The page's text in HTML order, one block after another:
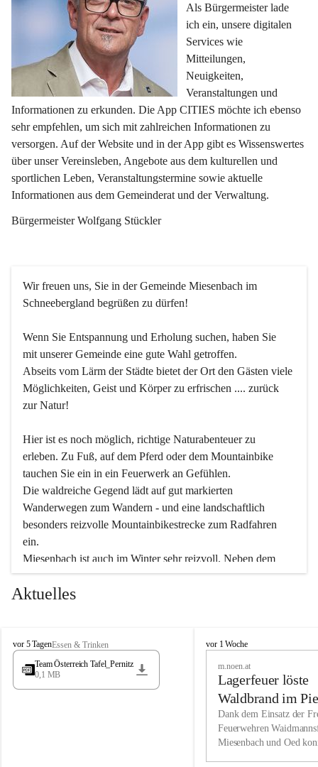
Als Bürgermeister lade
ich ein, unsere digitalen
Services wie
Mitteilungen,
Neuigkeiten,
Veranstaltungen und
Informationen zu erkunden. Die App CITIES möchte ich ebenso
sehr empfehlen, um sich mit zahlreichen Informationen zu
versorgen. Auf der Website und in der App gibt es Wissenswertes
über unser Vereinsleben, Angebote aus dem kulturellen und
sportlichen Leben, Veranstaltungstermine sowie aktuelle
Informationen aus dem Gemeinderat und der Verwaltung.
Bürgermeister Wolfgang Stückler
Wir freuen uns, Sie in der Gemeinde Miesenbach im
Schneebergland begrüßen zu dürfen!
Wenn Sie Entspannung und Erholung suchen, haben Sie
mit unserer Gemeinde eine gute Wahl getroffen.
Abseits vom Lärm der Städte bietet der Ort den Gästen viele
Möglichkeiten, Geist und Körper zu erfrischen .... zurück
zur Natur!
Hier ist es noch möglich, richtige Naturabenteuer zu
erleben. Zu Fuß, auf dem Pferd oder dem Mountainbike
tauchen Sie ein in ein Feuerwerk an Gefühlen.
Die waldreiche Gegend lädt auf gut markierten
Wanderwegen zum Wandern - und eine landschaftlich
besonders reizvolle Mountainbikestrecke zum Radfahren
ein.
Miesenbach ist auch im Winter sehr reizvoll. Neben dem
Eisstockschießen gibt es auf dem nahe gelegenen Unterberg
wunderschöne Naturschneepisten, die zum Schifahren oder
vielfältige Angebot unserer Kulturvereine.
Überzeugen Sie sich selbst, dass Sie in Miesenbach sowie
in den Beherbergungsbetrieben, Gaststätten und urigen
Wir kennen Miesenbach als lebens- und liebenswerten Ort.
Tradition und Innovation werden ebenso groß geschrieben
Aktuelles
M
i
s
vor 5 TagenEssen & Trinken
Team Österreich Tafel_Pernitz
0,1 MB
M
h
vor 1 Woche
m.noen.at
Lagerfeuer löste
Waldbrand im
aus
Dank dem Einsatz der
Feuerwehren
Miesenbach und Oed